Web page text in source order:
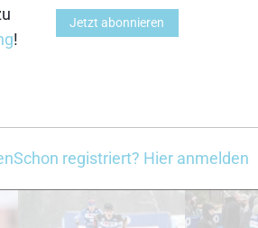
!
Jetzt abonnieren
Schon registriert? Hier anmelden